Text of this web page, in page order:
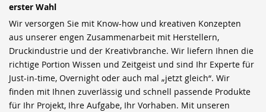
erster Wahl
Wir versorgen Sie mit Know-how und kreativen Konzepten
aus unserer engen Zusammenarbeit mit Herstellern,
Druckindustrie und der Kreativbranche. Wir liefern Ihnen die
richtige Portion Wissen und Zeitgeist und sind Ihr Experte für
Just-in-time, Overnight oder auch mal „jetzt gleich“. Wir
finden mit Ihnen zuverlässig und schnell passende Produkte
für Ihr Projekt, Ihre Aufgabe, Ihr Vorhaben. Mit unseren